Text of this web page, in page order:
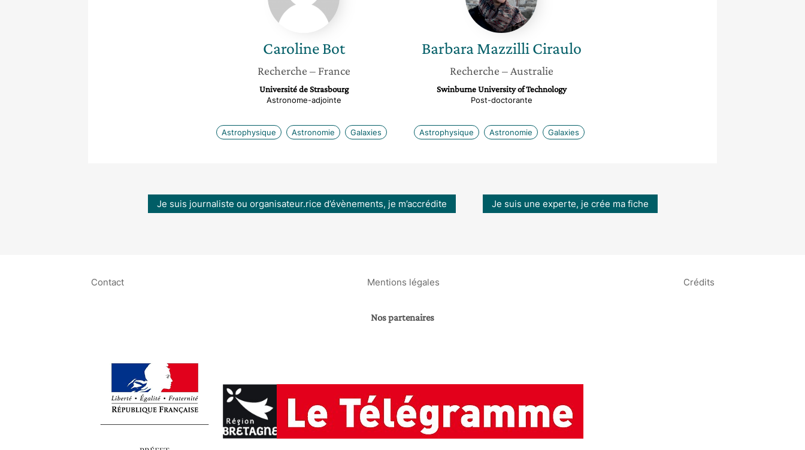
Caroline Bot
Recherche – France
Université de Strasbourg
Astronome-adjointe
Astrophysique Astronomie Galaxies
Barbara Mazzilli Ciraulo
Recherche – Australie
Swinburne University of Technology
Post-doctorante
Astrophysique Astronomie Galaxies
Je suis journaliste ou organisateur.rice d’évènements, je m’accrédite Je suis une experte, je crée ma fiche
Contact Mentions légales Crédits
Nos partenaires